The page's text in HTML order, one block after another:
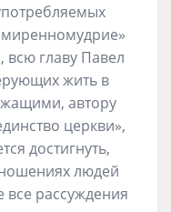
всю главу Павел
жить в
автору
церкви»,
достигнуть,
людей
все рассуждения